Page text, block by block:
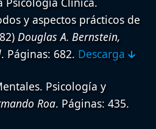
y aspectos prácticos de
Douglas A. Bernstein,
. Páginas: 682. Descarga 🡳
Psicología y
Roa. Páginas: 435.